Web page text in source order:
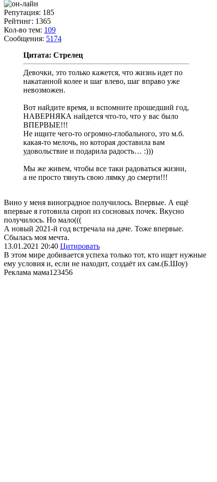
Репутация: 185
Рейтинг: 1365
Кол-во тем: 109
Сообщения: 5174
Цитата: Стрелец
Девочки, это только кажется, что жизнь идет по
накатанной колее и шаг влево, шаг вправо уже
невозможен.
Вот найдите время, и вспомните прошедший год,
НАВЕРНЯКА найдется что-то, что у вас было
ВПЕРВЫЕ!!!
Не ищите чего-то огромно-глобального, это м.б.
какая-то мелочь, но которая доставила вам
удовольствие и подарила радость… :)))
Мы же живем, чтобы все таки радоваться жизни,
а не просто тянуть свою лямку до смерти!!!
Вино у меня виноградное получилось. Впервые. А ещё
впервые я готовила сироп из сосновых почек. Вкусно
получилось. Но мало(((
А новый 2021-й год встречала на даче. Тоже впервые.
Сбылась моя мечта.
13.01.2021 20:40 Цитировать
В этом мире добивается успеха только тот, кто ищет нужные
ему условия и, если не находит, создаёт их сам.(Б.Шоу)
Реклама мама123456